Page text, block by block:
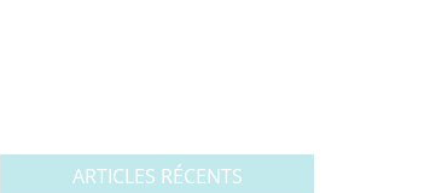
ARTICLES RÉCENTS